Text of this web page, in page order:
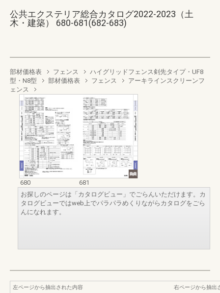
公共エクステリア総合カタログ2022-2023（土
木・建築） 680-681(682-683)
部材価格表 フェンス
ハイグリッドフェンス剣先タイプ・UF8
型・N8型
部材価格表 フェンス
アーキラインスクリーンフ
ェンス
680
681
お探しのページは「カタログビュー」でごらんいただけます。カ
タログビューではweb上でパラパラめくりながらカタログをごら
んになれます。
左ページから抽出された内容
右ページから抽出